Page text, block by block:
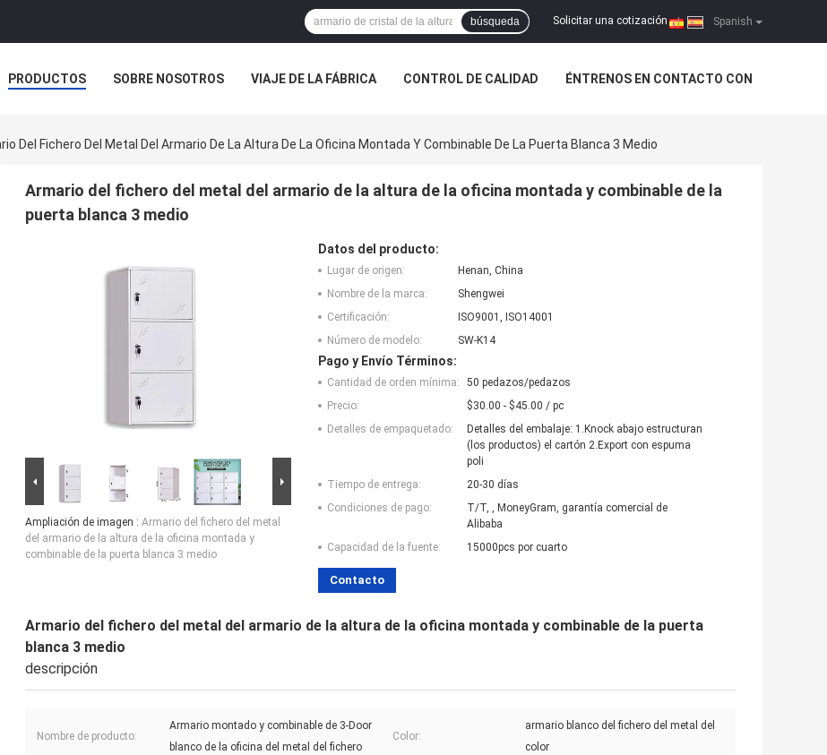
Spanish
Solicitar una cotización |
búsqueda
PRODUCTOS SOBRE NOSOTROS VIAJE DE LA FÁBRICA CONTROL DE CALIDAD ÉNTRENOS EN CONTACTO CON
Del Fichero Del Metal Del Armario De La Altura De La Oficina Montada Y Combinable De La Puerta Blanca 3 Medio
Armario del fichero del metal del armario de la altura de la oficina montada y combinable de la
puerta blanca 3 medio
Ampliación de imagen : Armario del fichero del metal
del armario de la altura de la oficina montada y
combinable de la puerta blanca 3 medio
Datos del producto:
Lugar de origen:
Henan, China
Nombre de la marca:
Shengwei
Certificación:
ISO9001, ISO14001
Número de modelo:
SW-K14
Pago y Envío Términos:
Cantidad de orden mínima:
50 pedazos/pedazos
Precio:
$30.00 - $45.00 / pc
Detalles de empaquetado:
Detalles del embalaje: 1.Knock abajo estructuran
(los productos) el cartón 2.Export con espuma
poli
Tiempo de entrega:
20-30 días
Condiciones de pago:
T/T, , MoneyGram, garantía comercial de
Alibaba
Capacidad de la fuente:
15000pcs por cuarto
Contacto
Armario del fichero del metal del armario de la altura de la oficina montada y combinable de la puerta
blanca 3 medio
descripción
Nombre de producto:
Armario montado y combinable de 3-Door
blanco de la oficina del metal del fichero
Color:
armario blanco del fichero del metal del
color